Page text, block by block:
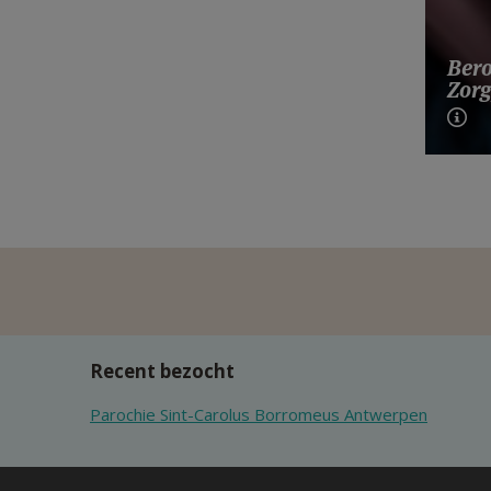
Recent bezocht
Parochie Sint-Carolus Borromeus Antwerpen